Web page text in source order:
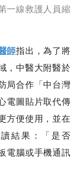
一線救護人員縮
師指出，為了將
，中醫大附醫於
局合作「中台灣
電圖貼片取代傳
方便使用，並在
結果：「是否
電腦或手機通訊